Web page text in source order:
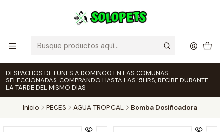
DESPACHOS DE LUNES A DOMINGO EN LAS COMUNAS
SELECCIONADAS. COMPRANDO HASTA LAS 15HRS, RECIBE DURANTE
LA TARDE DEL MISMO DIAS
Inicio PECES AGUA TROPICAL Bomba Dosificadora